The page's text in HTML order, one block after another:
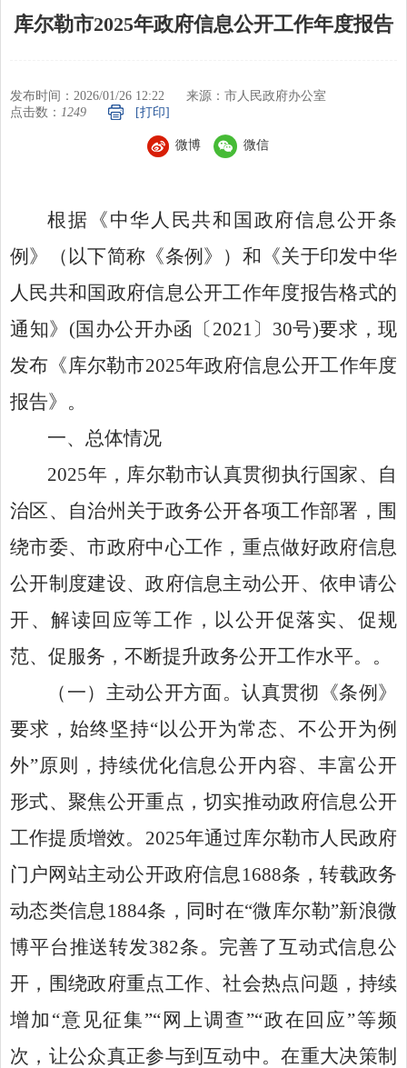
库尔勒市2025年政府信息公开工作年度报告
发布时间：2026/01/26 12:22
来源：市人民政府办公室
点击数： 1249 [打印]
微博 微信
根据《中华人民共和国政府信息公开条
例》（以下简称《条例》）和《关于印发中华
人民共和国政府信息公开工作年度报告格式的
通知》 (国办公开办函〔 2021 〕 30号)要求，现
发布 《库尔勒市2025年政府信息公开工作年度
报告》 。
一、 总体情况
2025年， 库尔勒市认真贯彻执行国家、自
治区、自治州关于政务公开各项工作部署，围
绕市委、市政府中心工作，重点做好政府信息
公开制度建设、政府信息主动公开、依申请公
开、解读回应等工作，以公开促落实、促规
范、促服务，不断提升政务公开工作水平。。
（一） 主动公开方面。认真贯彻《条例》
要求， 始终坚持“以公开为常态、不公开为例
外”原则，持续优化信息公开内容、丰富公开
形式、聚焦公开重点，切实推动政府信息公开
工作提质增效。 2025年通过库尔勒市人民政府
门户网站主动公开政府信息 1688条，转载政务
动态类信息 1884条，同时在“微库尔勒”新浪微
博平台推送转发382条。完善了互动式信息公
开，围绕政府重点工作、社会热点问题，持续
增加“意见征集”“网上调查”“政在回应”等频
次，让公众真正参与到互动中。在重大决策制